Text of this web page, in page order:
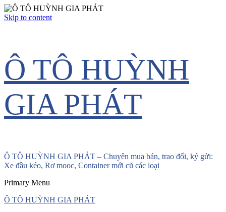
Skip to content
Ô TÔ HUỲNH
GIA PHÁT
Ô TÔ HUỲNH GIA PHÁT – Chuyên mua bán, trao đổi, ký gửi:
Xe đầu kéo, Rơ mooc, Container mới cũ các loại
Primary Menu
Ô TÔ HUỲNH GIA PHÁT